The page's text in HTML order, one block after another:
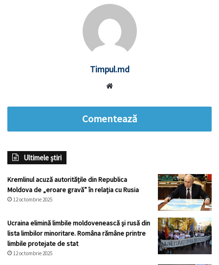
Timpul.md
Comentează
Ultimele știri
Kremlinul acuză autoritățile din Republica
Moldova de „eroare gravă” în relația cu Rusia
12 octombrie 2025
Ucraina elimină limbile moldovenească și rusă din
lista limbilor minoritare. Româna rămâne printre
limbile protejate de stat
12 octombrie 2025